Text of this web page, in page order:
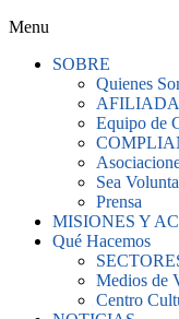
Menu
SOBRE
Quienes
Equipo de
Sea
Prensa
MISIONES Y
Qué Hacemos
Medios de
Centro